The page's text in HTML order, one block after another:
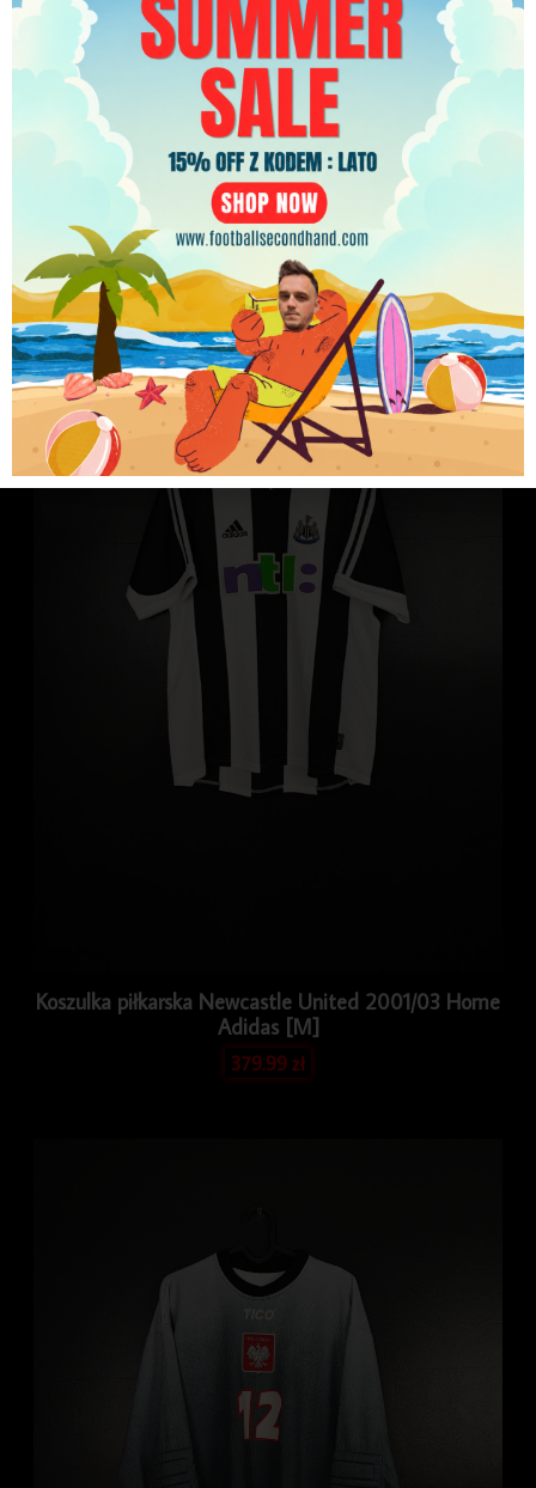
Koszulka piłkarska Leicester City 2017/18 Home
Puma Christian Fuchs #28 [M] Match Issue
499.99zł
Koszulka piłkarska Newcastle United 2001/03 Home
Adidas [M]
379.99zł